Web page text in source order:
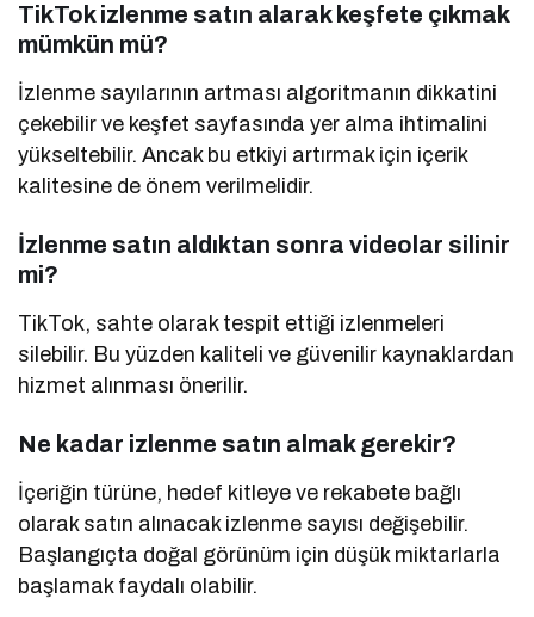
TikTok izlenme satın alarak keşfete çıkmak
mümkün mü?
İzlenme sayılarının artması algoritmanın dikkatini
çekebilir ve keşfet sayfasında yer alma ihtimalini
yükseltebilir. Ancak bu etkiyi artırmak için içerik
kalitesine de önem verilmelidir.
İzlenme satın aldıktan sonra videolar silinir
mi?
TikTok, sahte olarak tespit ettiği izlenmeleri
silebilir. Bu yüzden kaliteli ve güvenilir kaynaklardan
hizmet alınması önerilir.
Ne kadar izlenme satın almak gerekir?
İçeriğin türüne, hedef kitleye ve rekabete bağlı
olarak satın alınacak izlenme sayısı değişebilir.
Başlangıçta doğal görünüm için düşük miktarlarla
başlamak faydalı olabilir.